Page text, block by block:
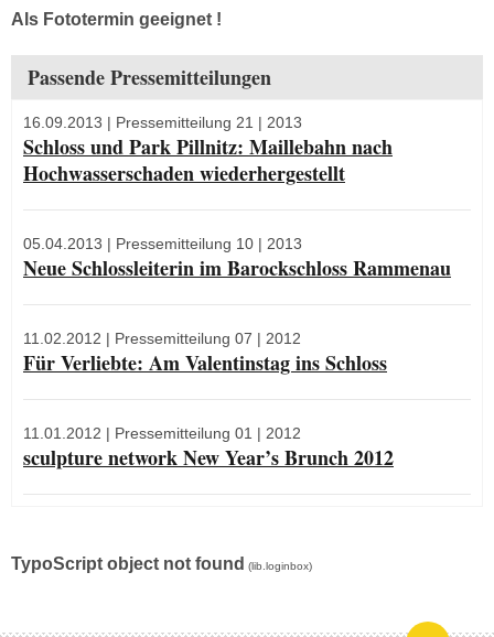
Als Fototermin geeignet !
Passende Pressemitteilungen
16.09.2013 | Pressemitteilung 21 | 2013
Schloss und Park Pillnitz: Maillebahn nach
Hochwasserschaden wiederhergestellt
05.04.2013 | Pressemitteilung 10 | 2013
Neue Schlossleiterin im Barockschloss Rammenau
11.02.2012 | Pressemitteilung 07 | 2012
Für Verliebte: Am Valentinstag ins Schloss
11.01.2012 | Pressemitteilung 01 | 2012
sculpture network New Year’s Brunch 2012
TypoScript object not found (lib.loginbox)